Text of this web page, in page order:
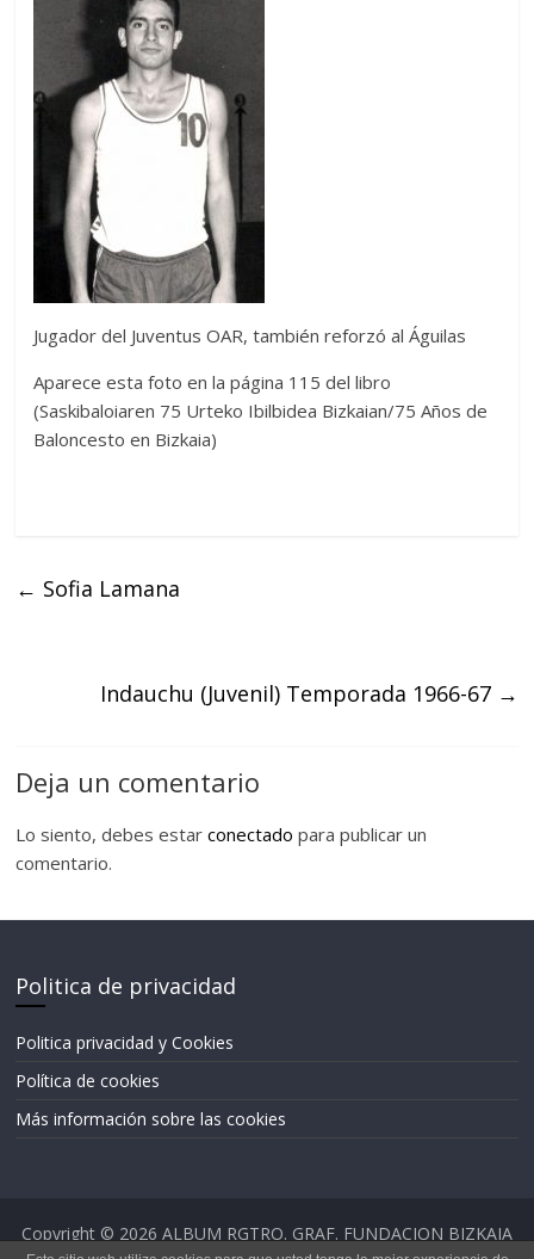
Jugador del Juventus OAR, también reforzó al Águilas
Aparece esta foto en la página 115 del libro
(Saskibaloiaren 75 Urteko Ibilbidea Bizkaian/75 Años de
Baloncesto en Bizkaia)
← Sofia Lamana
Indauchu (Juvenil) Temporada 1966-67 →
Deja un comentario
Lo siento, debes estarconectado para publicar un
comentario.
Politica de privacidad
Politica privacidad y Cookies
Política de cookies
Más información sobre las cookies
Copyright © 2026 ALBUM RGTRO. GRAF. FUNDACION BIZKAIA